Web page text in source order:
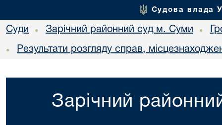
Судова влада
Суди • Зарічний районний суд м. Суми •
• Результати розгляду справ,
Зарічний